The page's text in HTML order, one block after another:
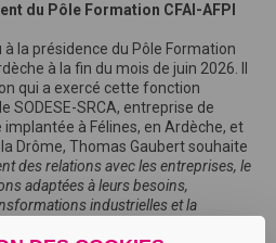
du Pôle Formation CFAI-AFPI
la présidence du Pôle Formation
à la fin du mois de juin 2026. Il
qui a exercé cette fonction
SODESE-SRCA, entreprise de
à Félines, en Ardèche, et
Drôme, Thomas Gaubert souhaite
des relations avec les entreprises, le
adaptées à leurs besoins,
industrielles et la